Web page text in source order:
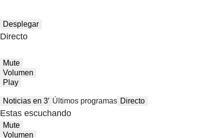
Desplegar
Directo
Mute
Volumen
Play
Noticias en 3′ Últimos programas Directo
Estas escuchando
Mute
Volumen